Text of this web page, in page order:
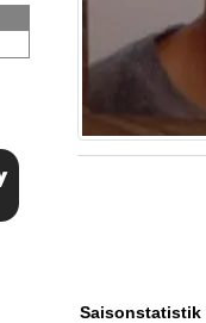
Saisonstatistik